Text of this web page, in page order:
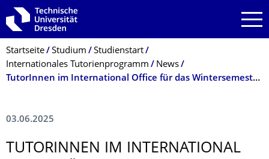
Zur Hauptnavigation springen
Zur Suche springen
Zum Inhalt springen
Breadcrumb-Menü
Startseite Studium
Studienstart
Internationales Tutorienprogramm
News
TutorInnen im International Office für das Wintersemester 2025-26 gesucht - Nachfrist 16.Juni 2025
03.06.2025
TUTORINNEN IM INTERNATIONAL